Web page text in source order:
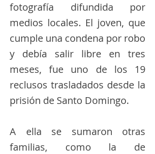
fotografía difundida por
medios locales. El joven, que
cumple una condena por robo
y debía salir libre en tres
meses, fue uno de los 19
reclusos trasladados desde la
prisión de Santo Domingo.
A ella se sumaron otras
familias, como la de